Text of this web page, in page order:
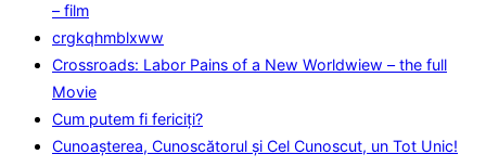
– film
crgkqhmblxww
Crossroads: Labor Pains of a New Worldwiew – the full
Movie
Cum putem fi fericiţi?
Cunoaşterea, Cunoscătorul şi Cel Cunoscut, un Tot Unic!